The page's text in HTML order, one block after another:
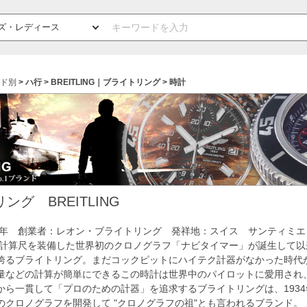
別 ハ行 BREITLING｜ブライトリング 時計
ング BREITLING
創業者：レオン・ブライトリング 発祥地：スイス サンティミエ
算尺を装備した世界初のクロノグラフ「ナビタイマー」が誕生して
るブライトリング。まだコックピットにハイテク計器がなかった時
などの計算が簡単にできるこの時計は世界中のパイロットに愛用さ
ら一貫して「プロのための計器」を追求するブライトリングは、
クロノグラフを開発して "クロノグラフの祖"とも言われるブランド